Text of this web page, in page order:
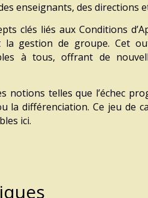
enseignants, des directions
clés liés aux Conditions
la gestion de groupe.Cet
à tous,offrant de
notions telles que l’échec
la différenciation.Ce jeu de
ici.